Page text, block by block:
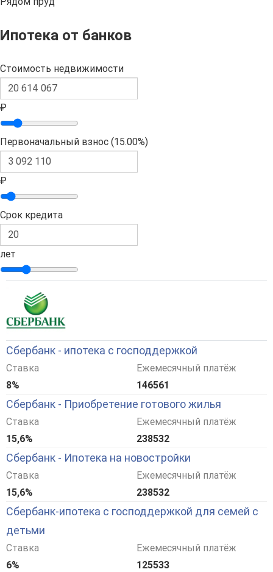
Ипотека от банков
Стоимость недвижимости
₽
Первоначальный взнос (15.00%)
₽
Срок кредита
лет
Сбербанк - ипотека с господдержкой
Ставка
8%
Ежемесячный платёж
146561
Сбербанк - Приобретение готового жилья
Ставка
15,6%
Ежемесячный платёж
238532
Сбербанк - Ипотека на новостройки
Ставка
15,6%
Ежемесячный платёж
238532
Сбербанк-ипотека с господдержкой для семей с
детьми
Ставка
6%
Ежемесячный платёж
125533